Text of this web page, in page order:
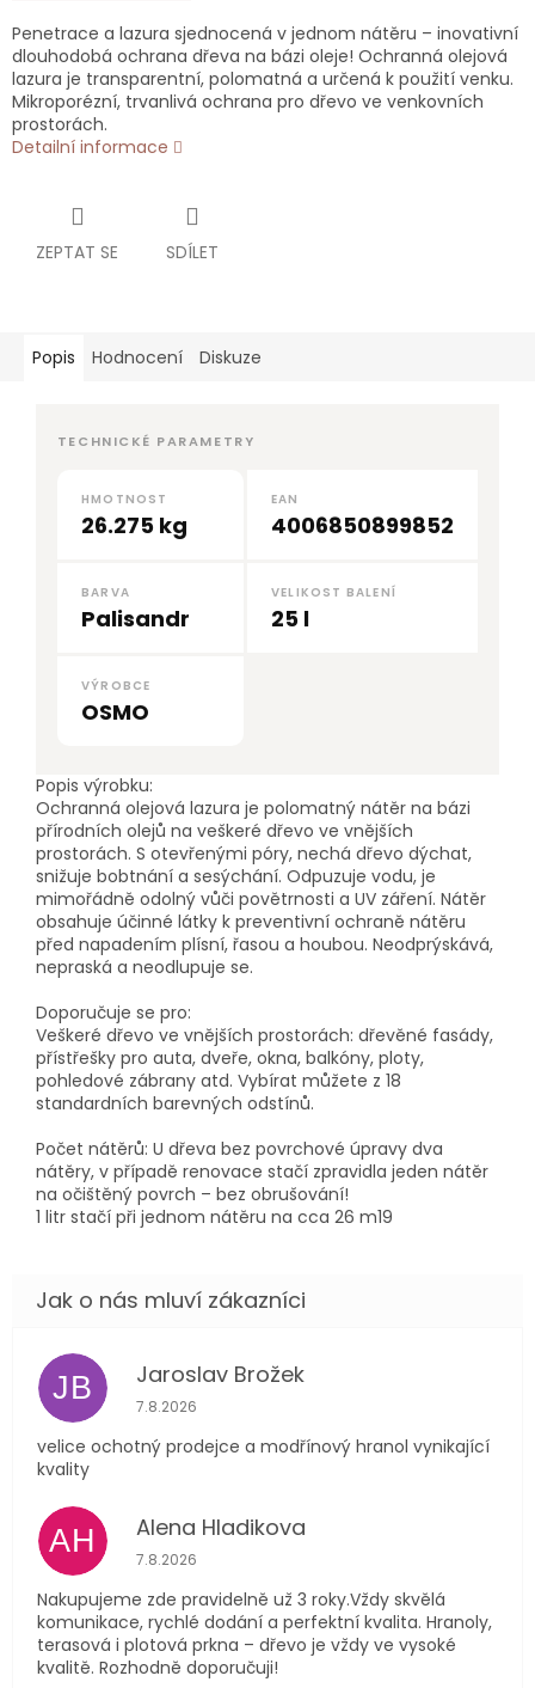
Penetrace a lazura sjednocená v jednom nátěru – inovativní
dlouhodobá ochrana dřeva na bázi oleje! Ochranná olejová
lazura je transparentní, polomatná a určená k použití venku.
Mikroporézní, trvanlivá ochrana pro dřevo ve venkovních
prostorách.
Detailní informace
ZEPTAT SE SDÍLET
Popis Hodnocení Diskuze
TECHNICKÉ PARAMETRY
HMOTNOST
26.275 kg
EAN
4006850899852
BARVA
Palisandr
VELIKOST BALENÍ
25 l
VÝROBCE
OSMO
Popis výrobku:
Ochranná olejová lazura je polomatný nátěr na bázi
přírodních olejů na veškeré dřevo ve vnějších
prostorách. S otevřenými póry, nechá dřevo dýchat,
snižuje bobtnání a sesýchání. Odpuzuje vodu, je
mimořádně odolný vůči povětrnosti a UV záření. Nátěr
obsahuje účinné látky k preventivní ochraně nátěru
před napadením plísní, řasou a houbou. Neodprýskává,
nepraská a neodlupuje se.
Doporučuje se pro:
Veškeré dřevo ve vnějších prostorách: dřevěné fasády,
přístřešky pro auta, dveře, okna, balkóny, ploty,
pohledové zábrany atd. Vybírat můžete z 18
standardních barevných odstínů.
Počet nátěrů: U dřeva bez povrchové úpravy dva
nátěry, v případě renovace stačí zpravidla jeden nátěr
na očištěný povrch – bez obrušování!
1 litr stačí při jednom nátěru na cca 26 m19
JB Jaroslav Brožek
Hodnocení obchodu je 5 z 5 hvězdiček.
7.8.2026
velice ochotný prodejce a modřínový hranol vynikající
kvality
AH Alena Hladikova
Hodnocení obchodu je 5 z 5 hvězdiček.
7.8.2026
Nakupujeme zde pravidelně už 3 roky.Vždy skvělá
komunikace, rychlé dodání a perfektní kvalita. Hranoly,
terasová i plotová prkna – dřevo je vždy ve vysoké
kvalitě. Rozhodně doporučuji!